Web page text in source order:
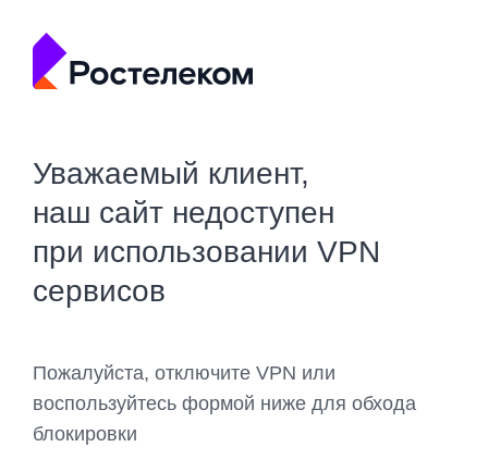
Уважаемый клиент,
наш сайт недоступен
при использовании VPN
сервисов
Пожалуйста, отключите VPN или
воспользуйтесь формой ниже для обхода
блокировки